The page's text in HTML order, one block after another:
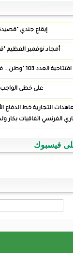
ضد التوغل
اسويداحمد نموذجا